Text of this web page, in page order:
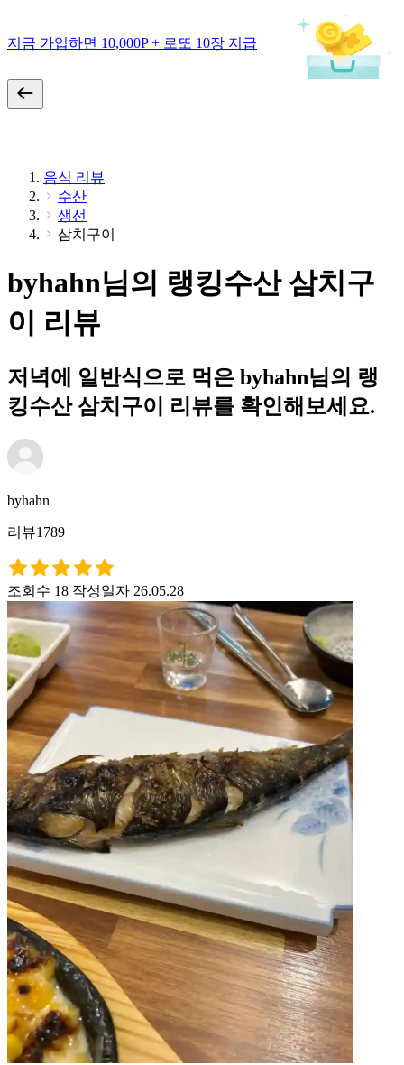
지금 가입하면 10,000P + 로또 10장 지급
음식 리뷰
수산
생선
삼치구이
byhahn님의 랭킹수산 삼치구
이 리뷰
저녁에 일반식으로 먹은 byhahn님의 랭
킹수산 삼치구이 리뷰를 확인해보세요.
byhahn
리뷰1789
조회수 18 작성일자 26.05.28